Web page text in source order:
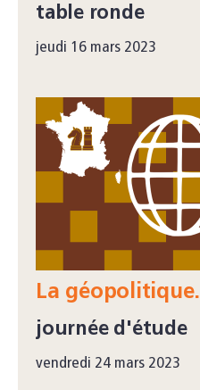
table ronde
jeudi 16 mars 2023
La géopolitique.
journée d'étude
vendredi 24 mars 2023